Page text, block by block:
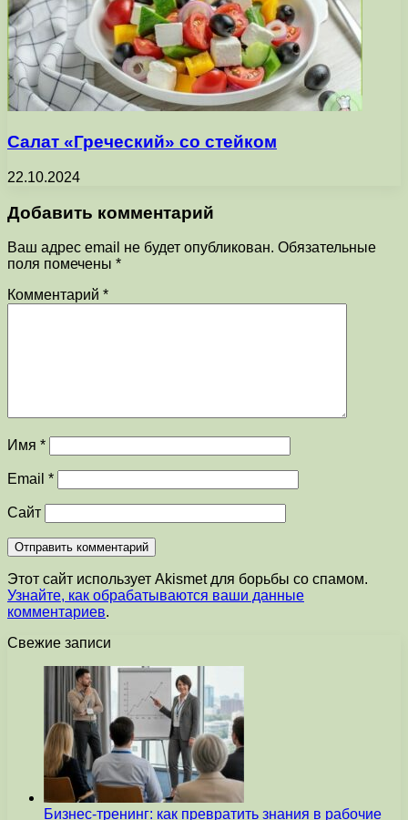
Салат «Греческий» со стейком
22.10.2024
Добавить комментарий
Ваш адрес email не будет опубликован. Обязательные
поля помечены *
Комментарий *
Имя *
Email *
Сайт
Этот сайт использует Akismet для борьбы со спамом.
Узнайте, как обрабатываются ваши данные
комментариев.
Свежие записи
Бизнес-тренинг: как превратить знания в рабочие